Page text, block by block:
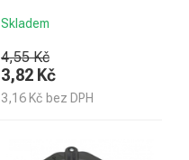
Skladem
4,55 Kč
3,82 Kč
3,16 Kč bez DPH